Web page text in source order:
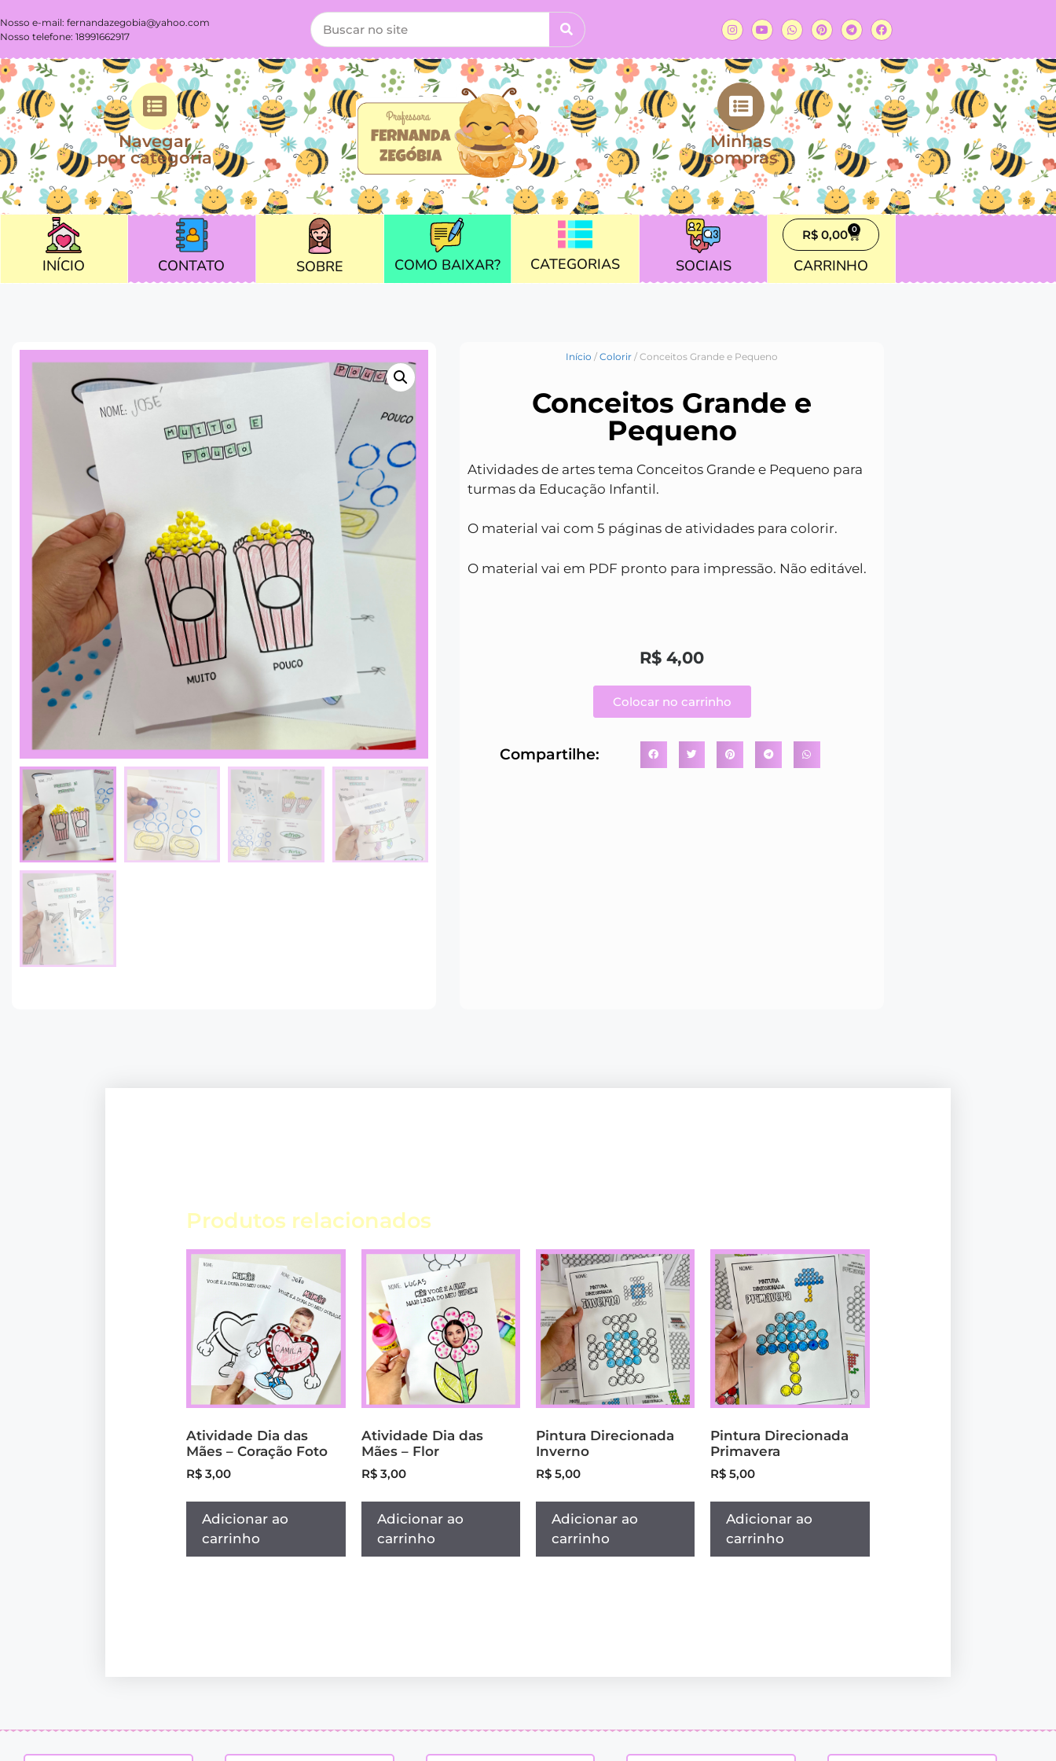
Nosso e-mail: fernandazegobia@yahoo.com
Nosso telefone: 18991662917
Navegar
por categoria
Minhas
compras
INÍCIO CONTATO SOBRE COMO BAIXAR? CATEGORIAS SOCIAIS
R$ 0,00 0
CARRINHO
Início / Colorir / Conceitos Grande e Pequeno
Conceitos Grande e
Pequeno
Atividades de artes tema Conceitos Grande e Pequeno para
turmas da Educação Infantil.
O material vai com 5 páginas de atividades para colorir.
O material vai em PDF pronto para impressão. Não editável.
R$4,00
Colocar no carrinho
Compartilhe:
Produtos relacionados
Atividade Dia das
Mães – Coração Foto
R$ 3,00
Adicionar ao
carrinho
Atividade Dia das
Mães – Flor
R$3,00
Adicionar ao
carrinho
Pintura Direcionada
Inverno
R$5,00
Adicionar ao
carrinho
Pintura Direcionada
Primavera
R$ 5,00
Adicionar ao
carrinho